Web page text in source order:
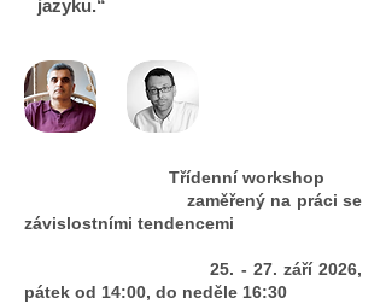
jazyku.“
Třídenní workshop
zaměřený na práci se
závislostními tendencemi
25. - 27. září 2026,
pátek od 14:00, do neděle 16:30